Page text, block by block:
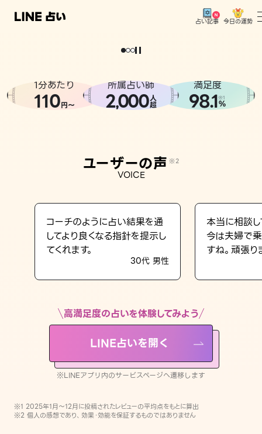
占い記事 今日の運勢
相談事例
LINE占いを開く
※LINEアプリ内のサービスページへ遷移します
どうせなら
。
1分あたり
110円〜
所属占い師
2,000人
超
満足度
98.1※1
%
ユーザーの声 ※2
VOICE
コーチのように占い結果を通
してより良くなる指針を提示し
てくれます。
30代 男性
本当に相談し
今は夫婦で
すね。頑張り
高満足度の占いを体験してみよう
LINE占いを開く
※LINEアプリ内のサービスページへ遷移します
※1 2025年1月〜12月に投稿されたレビューの平均点をもとに算出
※2 個人の感想であり、効果・効能を保証するものではありません